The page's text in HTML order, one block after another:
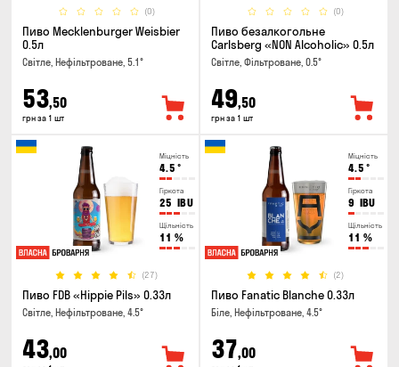
(0)
Пиво Mecklenburger Weisbier
0.5л
Світле, Нефільтроване, 5.1°
53,50
грн за 1 шт
(0)
Пиво безалкогольне
Carlsberg «NON Alcoholic» 0.5л
Світле, Фільтроване, 0.5°
49,50
грн за 1 шт
Міцність
4.5 °
Гіркота
25 IBU
Щільність
11 %
(27)
Пиво FDB «Hippie Pils» 0.33л
Світле, Нефільтроване, 4.5°
43,00
Міцність
4.5 °
Гіркота
9 IBU
Щільність
11 %
(2)
Пиво Fanatic Blanche 0.33л
Біле, Нефільтроване, 4.5°
37,00